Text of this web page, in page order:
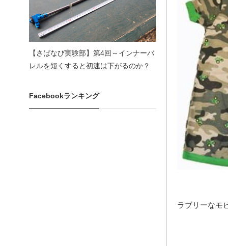
ラブリーなモ
【さばなび実験部】第4回～インナーバ
レルを短くすると初速は下がるのか？
Facebookランキング